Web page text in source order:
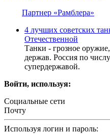
Партнер «Рамблера»
4 лучших советских
Отечественной
Танки - грозное
держав. Россия по
супердержавой.
Войти, используя:
Социальные сети
Почту
Используя логин и пароль: